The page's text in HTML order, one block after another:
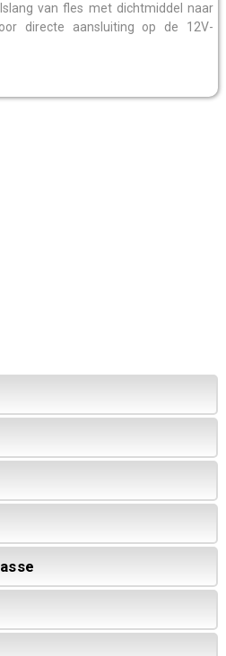
van fles met dichtmiddel naar
directe aansluiting op de 12V-